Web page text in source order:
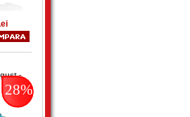
-
28%